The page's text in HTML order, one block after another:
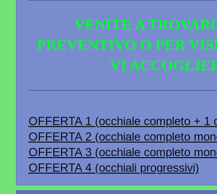
VENITE A
PREVENTIVO O PER
VI
OFFERTA 1 (occhiale completo + 1
OFFERTA 2 (occhiale completo
OFFERTA 3 (occhiale completo
OFFERTA 4 (occhiali progressivi)